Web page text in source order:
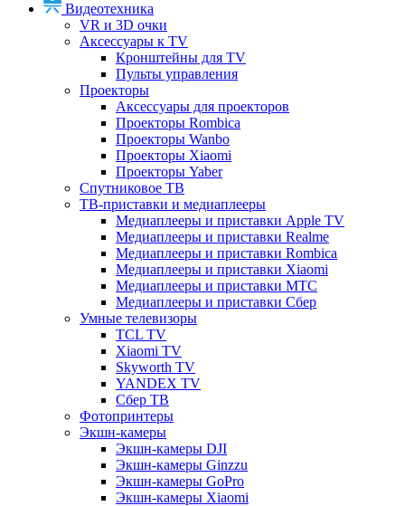
Видеотехника
VR и 3D очки
Аксессуары к TV
Кронштейны для TV
Пульты управления
Проекторы
Аксессуары для проекторов
Проекторы Rombica
Проекторы Wanbo
Проекторы Xiaomi
Проекторы Yaber
Спутниковое ТВ
ТВ-приставки и медиаплееры
Медиаплееры и приставки Apple TV
Медиаплееры и приставки Realme
Медиаплееры и приставки Rombica
Медиаплееры и приставки Xiaomi
Медиаплееры и приставки МТС
Медиаплееры и приставки Сбер
Умные телевизоры
TCL TV
Xiaomi TV
Skyworth TV
YANDEX TV
Сбер ТВ
Фотопринтеры
Экшн-камеры
Экшн-камеры DJI
Экшн-камеры Ginzzu
Экшн-камеры GoPro
Экшн-камеры Xiaomi